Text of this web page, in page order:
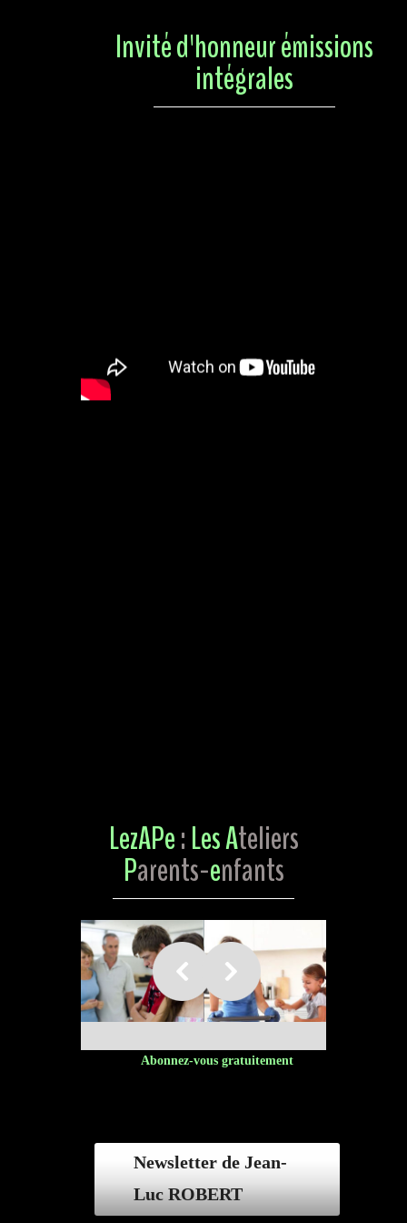
Lire sur LezAPe
Invité d'honneur émissions
intégrales
LezAPe:Les Ateliers
Parents-enfants
Abonnez-vous gratuitement
Newsletter de Jean-
Luc ROBERT